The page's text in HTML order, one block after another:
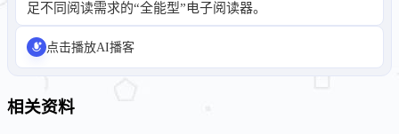
足不同阅读需求的“全能型”电子阅读器。
点击播放AI播客
相关资料